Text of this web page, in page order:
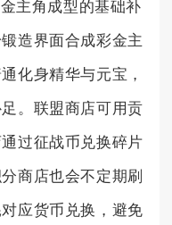
主角成型的基础补
造界面合成彩金主
化身精华与元宝，
。联盟商店可用贡
过征战币兑换碎片
商店也会不定期刷
应货币兑换，避免